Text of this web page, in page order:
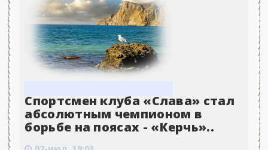
Спортсмен клуба «Слава» стал
абсолютным чемпионом в
борьбе на поясах - «Керчь»..